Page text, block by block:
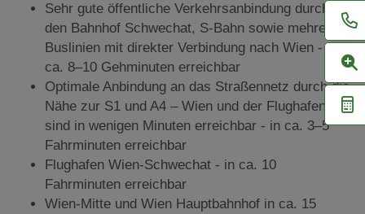
Sehr gute öffentliche Verkehrsanbindung durch
den Bahnhof Schwechat, S-Bahn sowie mehrere
Buslinien mit direkter Verbindung nach Wien - in
ca. 8–10 Gehminuten erreichbar
Optimale Anbindung an das Straßennetz durch die
Nähe zur S1 und A4 – Wien und der Flughafen
sind in wenigen Minuten erreichbar - in ca. 3–5
Fahrminuten erreichbar
Flughafen Wien-Schwechat - in ca. 10
Fahrminuten erreichbar
Wien-Mitte und Wien Hauptbahnhof in ca. 15